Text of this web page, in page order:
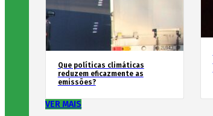
Que políticas climáticas
reduzem eficazmente as
emissões?
VER MAIS